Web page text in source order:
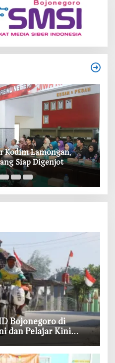
Kodim Lamongan,
Siap Digenjot
Bojonegoro di
dan Pelajar Kini